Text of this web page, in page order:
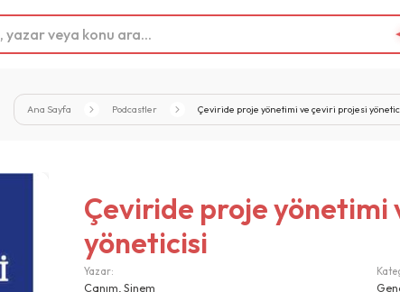
Ana Sayfa Podcastler Çeviride proje yönetimi ve çeviri projesi
Çeviride proje yönetimi
yöneticisi
Yazar:
Canım, Sinem